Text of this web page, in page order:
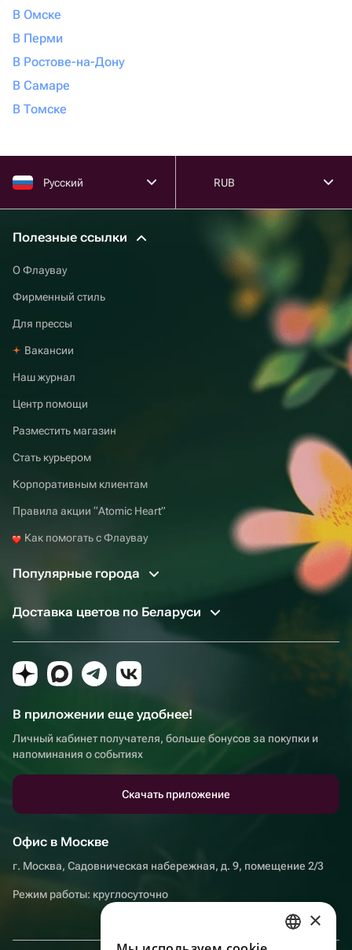
В Омске
В Перми
В Ростове-на-Дону
В Самаре
В Томске
Русский RUB
Полезные ссылки
О Флаувау
Фирменный стиль
Для прессы
Вакансии
Наш журнал
Центр помощи
Разместить магазин
Стать курьером
Корпоративным клиентам
Правила акции “Atomic Heart”
Как помогать с Флаувау
Популярные города
Доставка цветов по Беларуси
В приложении еще удобнее!
Личный кабинет получателя, больше бонусов за покупки и
напоминания о событиях
Скачать приложение
Офис в Москве
г. Москва, Садовническая набережная, д. 9, помещение 2/3
Режим работы: круглосуточно
×